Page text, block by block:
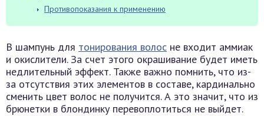
Противопоказания к применению
В шампунь для тонирования волос не входит аммиак
и окислители. За счет этого окрашивание будет иметь
недлительный эффект. Также важно помнить, что из-
за отсутствия этих элементов в составе, кардинально
сменить цвет волос не получится. А это значит, что из
брюнетки в блондинку перевоплотиться не выйдет.